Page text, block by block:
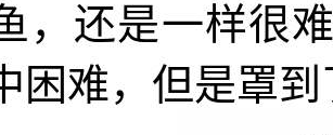
，还是一样很
困难，但是罩